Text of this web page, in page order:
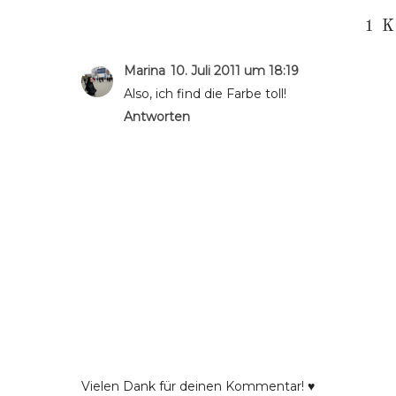
1
Marina 10. Juli 2011 um 18:19
Also, ich find die Farbe toll!
Antworten
Vielen Dank für deinen Kommentar! ♥